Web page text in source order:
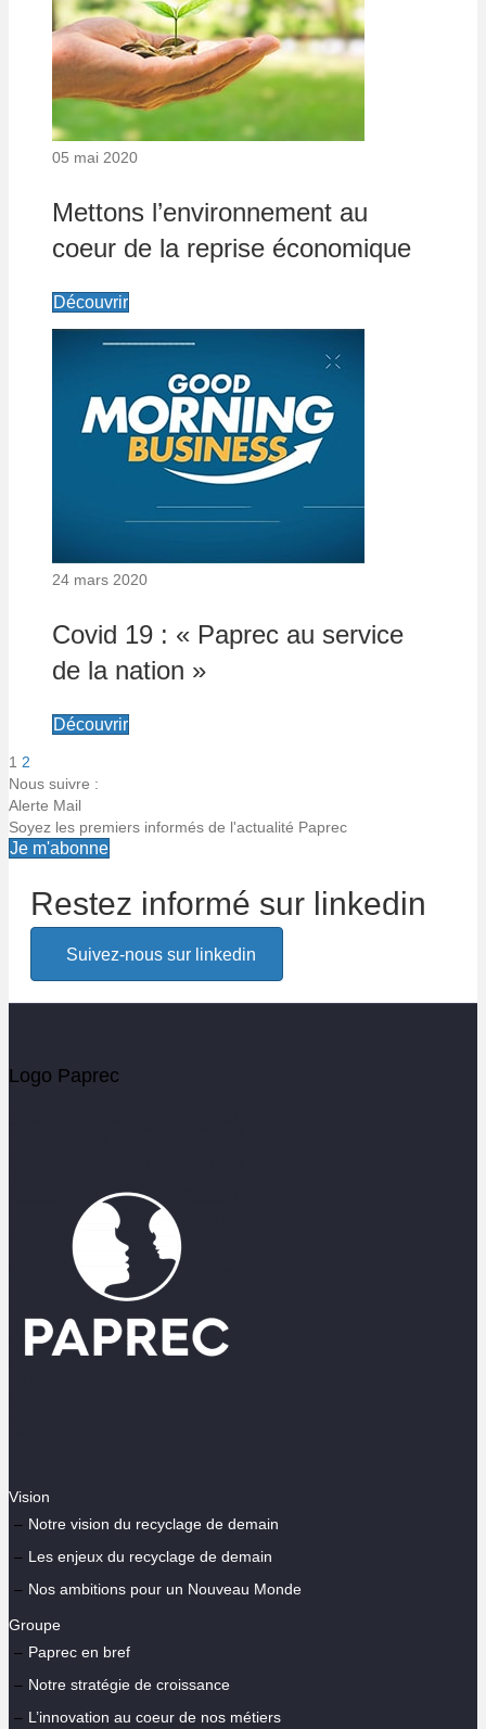
05 mai 2020
Mettons l’environnement au
coeur de la reprise économique
Découvrir
24 mars 2020
Covid 19 : « Paprec au service
de la nation »
Découvrir
Pagination
des
publications
1 2
Nous suivre :
Alerte Mail
Soyez les premiers informés de l'actualité Paprec
Je m'abonne
Alerte email
Votre email
Restez informé sur linkedin
Suivez-nous sur linkedin
Logo Paprec
Vision
Notre vision du recyclage de demain
Les enjeux du recyclage de demain
Nos ambitions pour un Nouveau Monde
Groupe
Paprec en bref
Notre stratégie de croissance
L’innovation au coeur de nos métiers